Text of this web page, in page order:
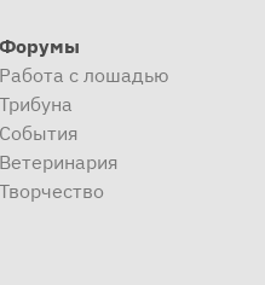
Форумы
Работа с лошадью
Трибуна
События
Ветеринария
Творчество